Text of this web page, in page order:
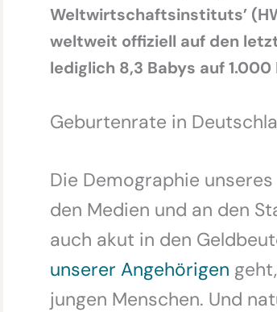
Weltwirtschaftsinstituts’
weltweit offiziell auf den
lediglich 8,3 Babys auf 1.000
Geburtenrate in
Die Demographie
den Medien und an den
auch akut in den
unserer Angehörigen
jungen Menschen. Und